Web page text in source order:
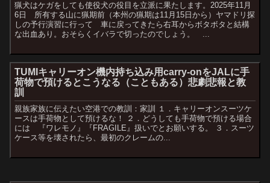
猟犬はケガをしても使役犬の役目を立派に果たします。2025年11月
6日 所有する山に猟期前（本州の猟期は11月15日から）ヤマドリ探
しの予行演習に行って 車に戻ってきたら右耳からボタボタと結構
な出血あり。おそらくイバラで切ったのでしょう。 ...
TUMIキャリーオン機内持ち込み用carry-onをJALに手
荷物で預けるとこうなる（こともある）悲劇悲報と教
訓
親族家族に伝えたい空港での教訓：家訓 １．キャリーオンスーツケ
ースは手荷物として預けるな！ ２．どうしても手荷物で預ける場合
には 『ワレモノ』『FRAGILE』扱いでとお願いする。 ３．スーツ
ケース等を壊されたら、最初のクレームの...